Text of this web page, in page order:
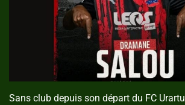
Sans club depuis son départ du FC